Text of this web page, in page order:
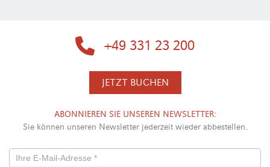
+49 331 23 200
JETZT BUCHEN
ABONNIEREN SIE UNSEREN NEWSLETTER:
Sie können unseren Newsletter jederzeit wieder abbestellen.
Newsletterformular